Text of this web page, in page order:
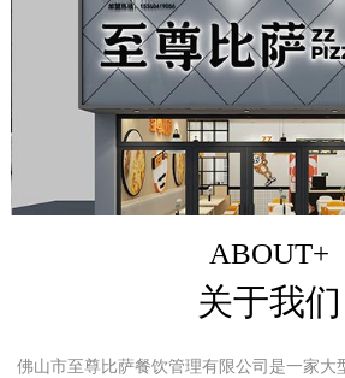
ABOUT+
关于我们
佛山市至尊比萨餐饮管理有限公司是一家大